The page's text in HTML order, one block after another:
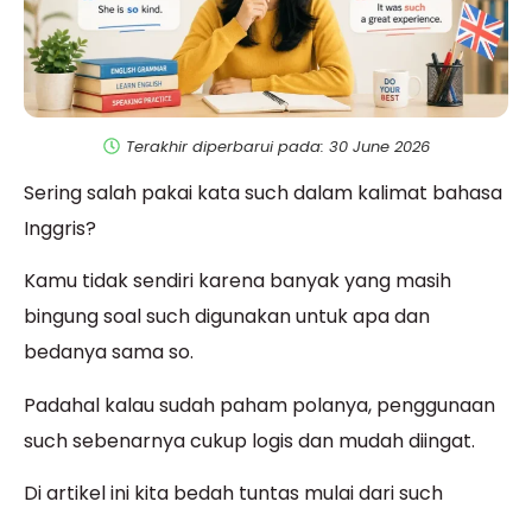
Terakhir diperbarui pada: 30 June 2026
Sering salah pakai kata such dalam kalimat bahasa
Inggris?
Kamu tidak sendiri karena banyak yang masih
bingung soal such digunakan untuk apa dan
bedanya sama so.
Padahal kalau sudah paham polanya, penggunaan
such sebenarnya cukup logis dan mudah diingat.
Di artikel ini kita bedah tuntas mulai dari such